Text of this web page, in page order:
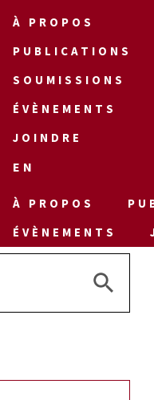
À PROPOS
PUBLICATIONS
SOUMISSIONS
ÉVÈNEMENTS
JOINDRE
EN
À PROPOS
ÉVÈNEMENTS
Search